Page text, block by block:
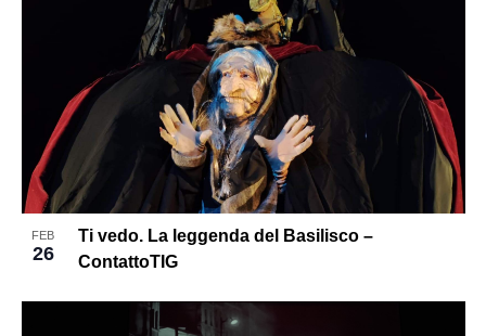
FEB
26
Ti vedo. La leggenda del Basilisco –
ContattoTIG